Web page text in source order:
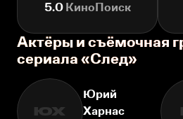
5.0КиноПоиск
Актёры и съёмочная
сериала «След»
ЮХ
Юрий
Харнас